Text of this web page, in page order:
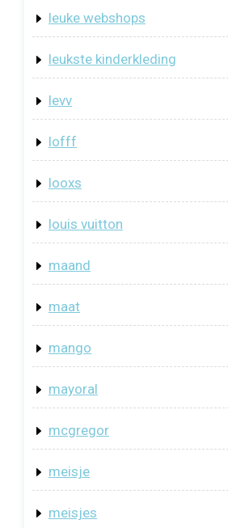
leuke webshops
leukste kinderkleding
levv
lofff
looxs
louis vuitton
maand
maat
mango
mayoral
mcgregor
meisje
meisjes